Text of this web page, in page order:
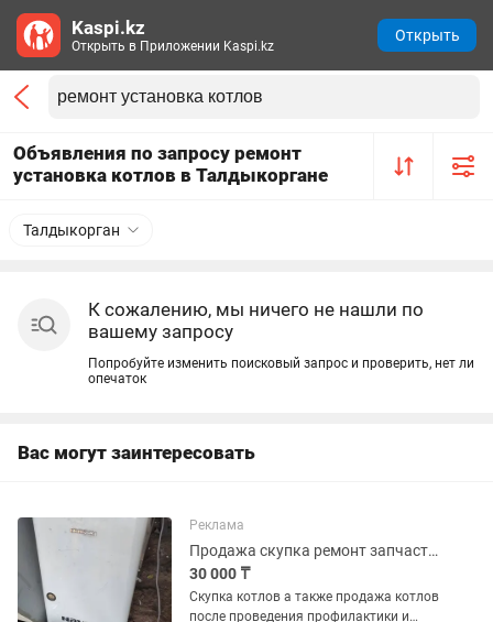
Объявления по запросу ремонт
установка котлов в Талдыкоргане
Талдыкорган
К сожалению, мы ничего не нашли по
вашему запросу
Попробуйте изменить поисковый запрос и проверить, нет ли
опечаток
Вас могут заинтересовать
Реклама
Продажа скупка ремонт запчасти газовых котлов
30 000 ₸
Скупка котлов а также продажа котлов
после проведения профилактики и
Kaspi.kz
Открыть в Приложении Kaspi.kz
Открыть